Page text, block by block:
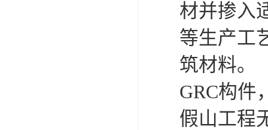
材并掺入
等生产工
筑材料。
GRC构件
假山工程